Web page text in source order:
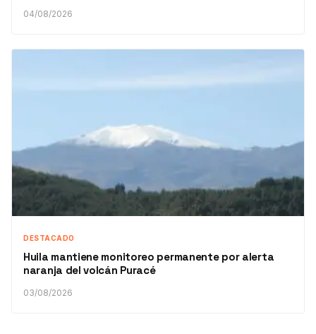
04/08/2026
DESTACADO
Huila mantiene monitoreo permanente por alerta
naranja del volcán Puracé
03/08/2026